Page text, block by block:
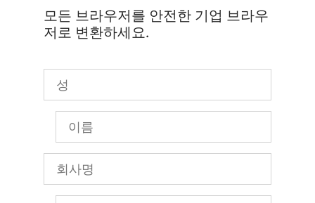
모든 브라우저를 안전한 기업 브라우
저로 변환하세요.